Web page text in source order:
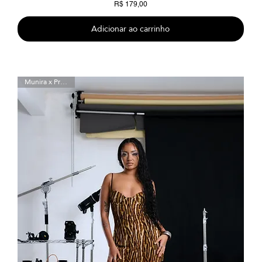
Preço
R$ 179,00
Adicionar ao carrinho
Munira x Preta Luz